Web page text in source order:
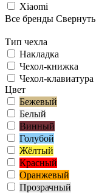
Xiaomi
Все бренды Свернуть
Тип чехла
Накладка
Чехол-книжка
Чехол-клавиатура
Цвет
Бежевый
Белый
Винный
Голубой
Жёлтый
Красный
Оранжевый
Прозрачный